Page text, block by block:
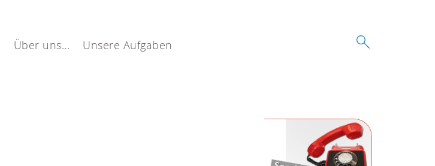
Über uns... Unsere Aufgaben